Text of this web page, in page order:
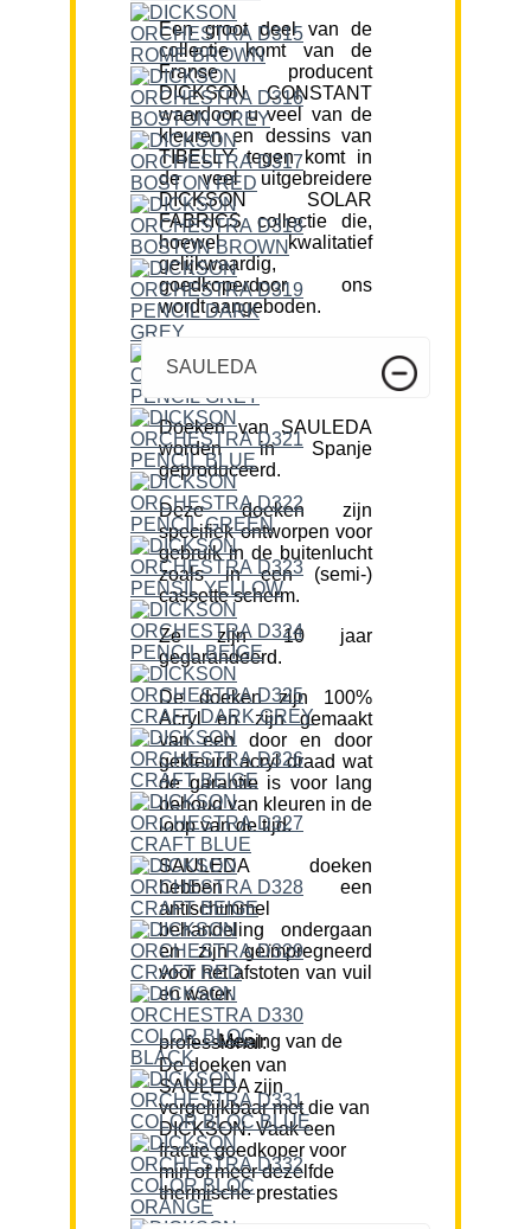
Een groot deel van de
collectie komt van de
Franse producent
DICKSON CONSTANT
waardoor u veel van de
kleuren en dessins van
TIBELLY tegen komt in
de veel uitgebreidere
DICKSON SOLAR
FABRICS collectie die,
hoewel kwalitatief
gelijkwaardig,
goedkoperdoor ons
wordt aangeboden.
SAULEDA
Doeken van SAULEDA
worden in Spanje
geproduceerd.
Deze doeken zijn
specifiek ontworpen voor
gebruik in de buitenlucht
zoals in een (semi-)
cassette scherm.
Ze zijn 10 jaar
gegarandeerd.
De doeken zijn 100%
Acryl en zijn gemaakt
van een door en door
gekleurd acryl draad wat
de garantie is voor lang
behoud van kleuren in de
loop van de tijd.
SAULEDA doeken
hebben een
antischimmel
behandeling ondergaan
en zijn geïmpregneerd
voor het afstoten van vuil
en water.
Mening van de professional:
De doeken van
SAULEDA zijn
vergelijkbaar met die van
DICKSON. Vaak een
fractie goedkoper voor
min of meer dezelfde
thermische prestaties